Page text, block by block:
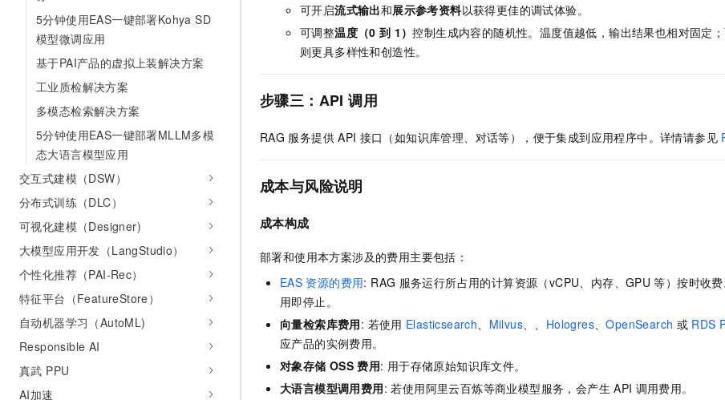
5分钟使用EAS一键部署Kohya SD
模型微调应用
基于PAI产品的虚拟上装解决方案
工业质检解决方案
多模态检索解决方案
5分钟使用EAS一键部署MLLM多模
态大语言模型应用
交互式建模（DSW）
分布式训练（DLC）
可视化建模（Designer)
大模型应用开发（LangStudio）
个性化推荐（PAI-Rec）
特征平台（FeatureStore）
自动机器学习（AutoML)
Responsible AI
真武 PPU
AI加速
可开启流式输出和展示参考资料以获得更佳的调试体验。
可调整温度（0 到 1）控制生成内容的随机性。温度值越低，输出结果也相对固定
则更具多样性和创造性。
步骤三 ：API 调用
RAG 服务提供 API 接口（如知识库管理、对话等），便于集成到应用程序中。详情请参见
成本与风险说明
成本构成
部署和使用本方案涉及的费用主要包括：
EAS 资源的费用: RAG 服务运行所占用的计算资源（vCPU、内存、GPU 等）按时收
用即停止。
向量检索库费用: 若使用 Elasticsearch、 Milvus、 、 Hologres、OpenSearch 或 RDS
应产品的实例费用。
对象存储 OSS 费用: 用于存储原始知识库文件。
大语言模型调用费用: 若使用阿里云百炼等商业模型服务，会产生 API 调用费用。